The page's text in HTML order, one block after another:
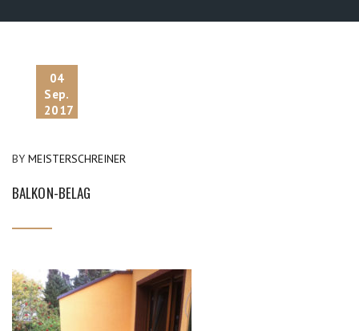
04
Sep.
2017
BY MEISTERSCHREINER
BALKON-BELAG